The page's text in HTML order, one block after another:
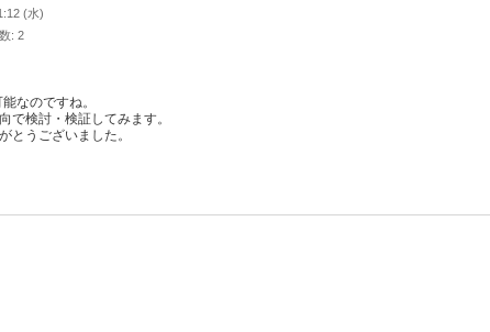
(水)
: 2
なのですね。
で検討・検証してみます。
とうございました。